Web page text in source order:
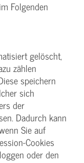
Folgenden
gelöscht,
zählen
speichern
sich
der
Dadurch kann
Sie auf
Cookies
oder den